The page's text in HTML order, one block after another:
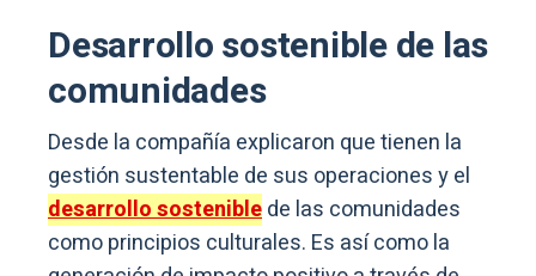
Desarrollo sostenible de las
comunidades
Desde la compañía explicaron que tienen la
gestión sustentable de sus operaciones y el
desarrollo sosteniblede las comunidades
como principios culturales. Es así como la